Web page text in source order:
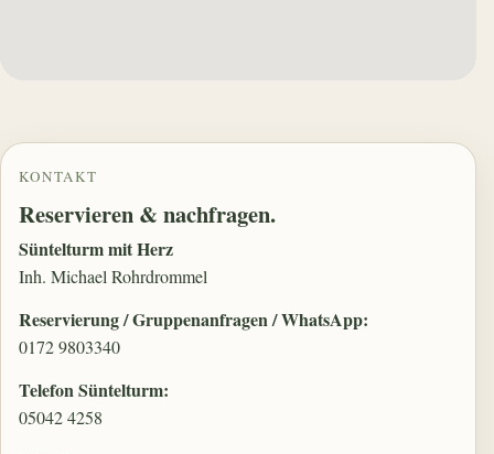
KONTAKT
Reservieren & nachfragen.
Süntelturm mit Herz
Inh. Michael Rohrdrommel
Reservierung / Gruppenanfragen / WhatsApp:
0172 9803340
Telefon Süntelturm:
05042 4258